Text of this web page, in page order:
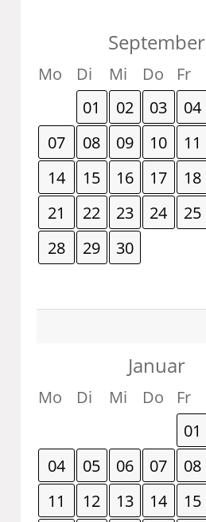
September
Mo Di Mi Do Fr
01
02 03 04
07
08 09 10 11
14
15 16 17 18
21
22 23 24 25
28
29 30
Januar
Mo Di Mi Do Fr
01
04
05 06 07 08
11
12 13 14 15